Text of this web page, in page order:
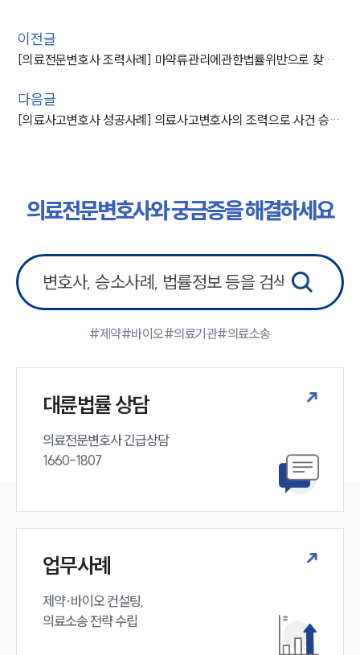
이전글
[의료전문변호사 조력사례] 마약류관리에관한법률위반으로 찾아온 의뢰인, 의료전문변호사 조력으로 불기소 처분
다음글
[의료사고변호사 성공사례] 의료사고변호사의 조력으로 사건 승소 종결
의료전문변호사와 궁금증을 해결하세요
#제약#바이오#의료기관#의료소송
대륜법률 상담
의료전문변호사 긴급상담
1660-1807
업무사례
제약·바이오 컨설팅,
의료소송 전략 수립